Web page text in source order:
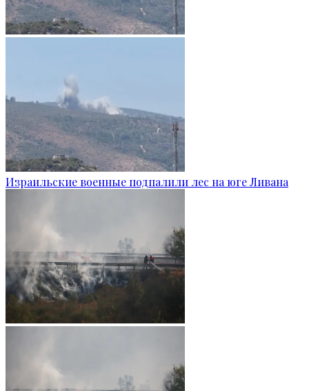
Израильские военные подпалили лес на юге Ливана